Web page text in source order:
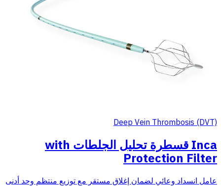
Deep Vein Thrombosis (DVT)
Inca قسطرة تحليل الجلطات with
Protection Filter
عامل انسداد وعائي لضمان إغلاق مستقر مع توزيع منتظم وحد أدنى